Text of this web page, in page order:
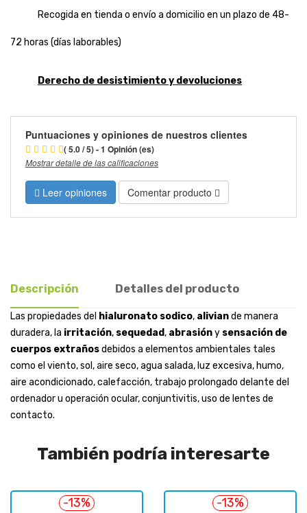
Recogida en tienda o envío a domicilio en un plazo de 48-
72 horas (días laborables)
Derecho de desistimiento y devoluciones
Puntuaciones y opiniones de nuestros clientes
( 5.0 / 5) - 1 Opinión (es)
Mostrar detalle de las calificaciones
Leer opiniones Comentar producto
Descripción Detalles del producto
Las propiedades del hialuronato sodico, aliviande manera
duradera, la irritación, sequedad, abrasióny sensación de
cuerpos extrañosdebidos a elementos ambientales tales
como el viento, sol, aire seco, agua salada, luz excesiva, humo,
aire acondicionado, calefacción, trabajo prolongado delante del
ordenador u operación ocular, conjuntivitis, uso de lentes de
contacto.
También podría interesarte
-13% -13%